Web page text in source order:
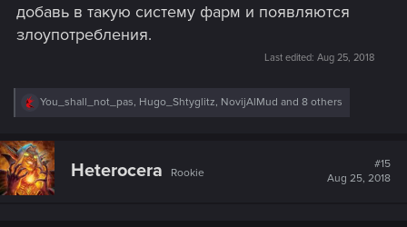
добавь в такую систему фарм и появляются
злоупотребления.
Last edited: Aug 25, 2018
R
c
t
i
o
You_shall_not_pas, Hugo_Shtyglitz, NovijAlMud and 8 others
Heterocera Rookie
#15
Aug 25, 2018